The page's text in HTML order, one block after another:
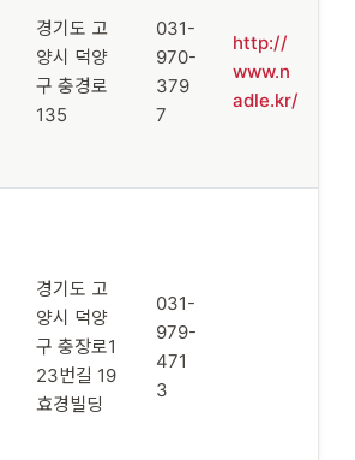
경기도 고
양시 덕양
구 충경로
135
031-
970-
379
7
http://
www.n
adle.kr/
경기도 고
양시 덕양
구 충장로1
23번길 19
효경빌딩
031-
979-
471
3